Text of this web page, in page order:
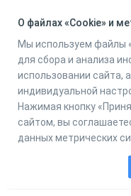
О файлах «Cookie» и
Мы используем файлы
для сбора и анализа
использовании сайта,
индивидуальной
Нажимая кнопку
сайтом, вы
данных метрических